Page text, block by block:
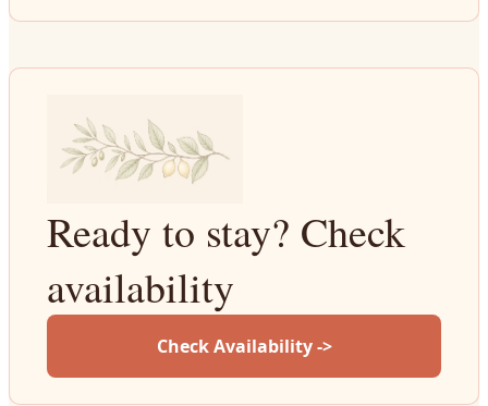
Ready to stay? Check
availability
Check Availability ->